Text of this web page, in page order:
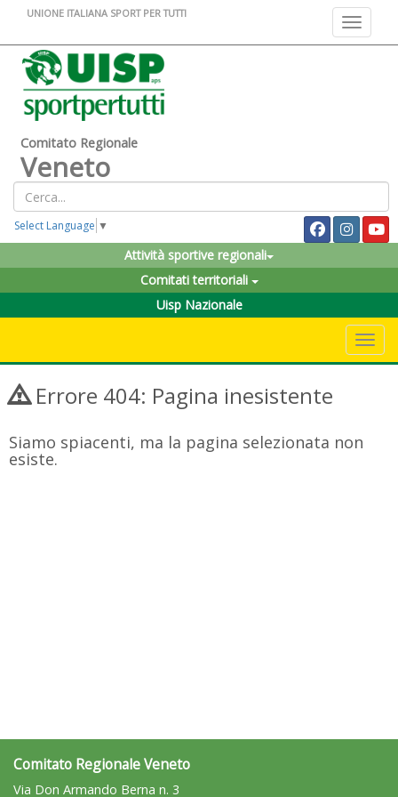
Toggle
UNIONE ITALIANA SPORT PER TUTTI
Comitato Regionale
Veneto
Select Language ▼
Attività sportive regionali
Comitati territoriali
Uisp Nazionale
Errore 404: Pagina inesistente
Siamo spiacenti, ma la pagina selezionata non
esiste.
Comitato Regionale Veneto
Via Don Armando Berna n. 3